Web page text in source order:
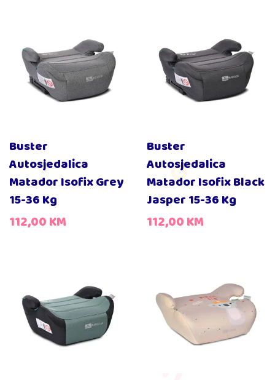
Buster
Autosjedalica
Matador Isofix Grey
15-36 Kg
112,00KM
Buster
Autosjedalica
Matador Isofix Black
Jasper 15-36 Kg
112,00KM